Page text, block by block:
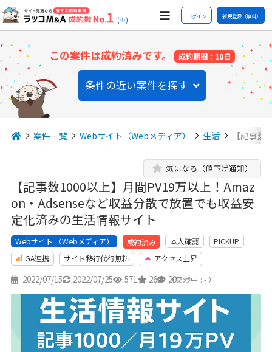
(※) ログイン 新規登録（無料）
この案件は成約済みです。 成約期間：10日
条件の近い案件を探す
案件一覧 Webサイト（Webメディア） 生活 【記事
【記事数1000以上】月間PV19万以上！Amaz
on・Adsenseなど収益分散で放置でも収益安
定化済みの生活情報サイト
気になる（値下げ通知）
Webサイト （Webメディア） 成約済み 本人確認
PICKUP
GA連携
サイト移行代行無料 アクセス上昇
2022/07/15 2022/07/25 571 26 20
（交渉中 : - ）